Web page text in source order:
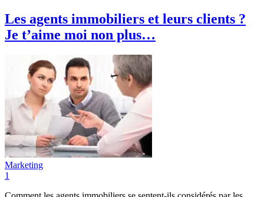
Les agents immobiliers et leurs clients ?
Je t’aime moi non plus…
Marketing
1